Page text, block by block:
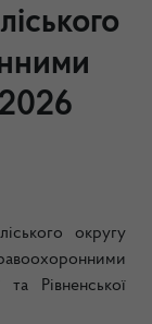
округу
Рівненської